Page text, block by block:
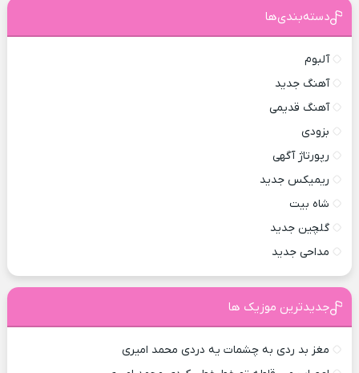
دسته‌بندی‌ها
آلبوم
آهنگ جدید
آهنگ قدیمی
بزودی
رپورتاژ آگهی
ریمیکس جدید
شاه بیت
گلچین جدید
مداحی جدید
جدیدترین موزیک ها
مغز بد ردی به چشمات یه دردی محمد امیری